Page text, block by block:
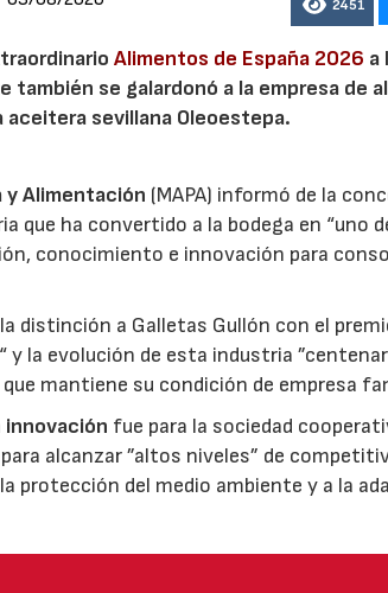
2451
Alimentos de España 2026 a
también se galardonó a la empresa de
aceitera sevillana Oleoestepa.
y Alimentación (MAPA) informó de la
que ha convertido a la bodega en “uno
conocimiento e innovación para
distinción a Galletas Gullón con el
la evolución de esta industria
mantiene su condición de empresa
innovación fue para la sociedad
alcanzar ”altos niveles” de
protección del medio ambiente y a la